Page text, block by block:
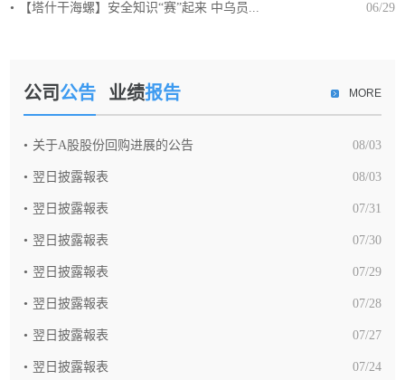
【塔什干海螺】安全知识“赛”起来 中乌员... 06/29
公司 公告 业绩报告 MORE
关于A股股份回购进展的公告 08/03
翌日披露報表 08/03
翌日披露報表 07/31
翌日披露報表 07/30
翌日披露報表 07/29
翌日披露報表 07/28
翌日披露報表 07/27
翌日披露報表 07/24